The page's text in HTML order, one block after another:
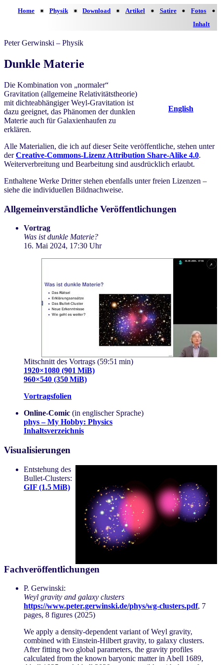
Home Physik Download Artikel Satire
Fotos
Inhalt
Peter Gerwinski – Physik
Dunkle Materie
English
Die Kombination von „normaler“
Gravitation (allgemeine Relativitätstheorie)
mit dichteabhängiger Weyl-Gravitation ist
dazu geeignet, das Phänomen der dunklen
Materie auch für Galaxienhaufen zu
erklären.
Alle Materialien, die ich auf dieser Seite veröffentliche, stehen unter
derCreative-Commons-Lizenz Attribution Share-Alike 4.0.
Weiterverbreitung und Bearbeitung sind ausdrücklich erlaubt.
Enthaltene Werke Dritter stehen ebenfalls unter freien Lizenzen –
siehe die individuellen Bildnachweise.
Allgemeinverständliche Veröffentlichungen
Vortrag
Was ist dunkle Materie?
16. Mai 2024, 17:30 Uhr
Mitschnitt des Vortrags (59:51 min)
1920×1080 (901 MiB)
960×540 (350 MiB)
Vortragsfolien
Online-Comic (in englischer Sprache)
phys – My Hobby: Physics
Inhaltsverzeichnis
Visualisierungen
Entstehung des
Bullet-Clusters:
GIF (1.5 MiB)
Fachveröffentlichungen
P. Gerwinski:
Weyl gravity and galaxy clusters
https://www.peter.gerwinski.de/phys/wg-clusters.pdf, 7
pages, 8 figures (2025)
We apply a density-dependent variant of Weyl gravity,
combined with Einstein-Hilbert gravity, to galaxy clusters.
After fitting two global parameters, the gravity profiles
calculated from the known baryonic matter in Abell 1689,